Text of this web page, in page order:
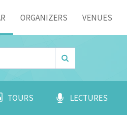
ORGANIZERS VENUES
TOURS LECTURES